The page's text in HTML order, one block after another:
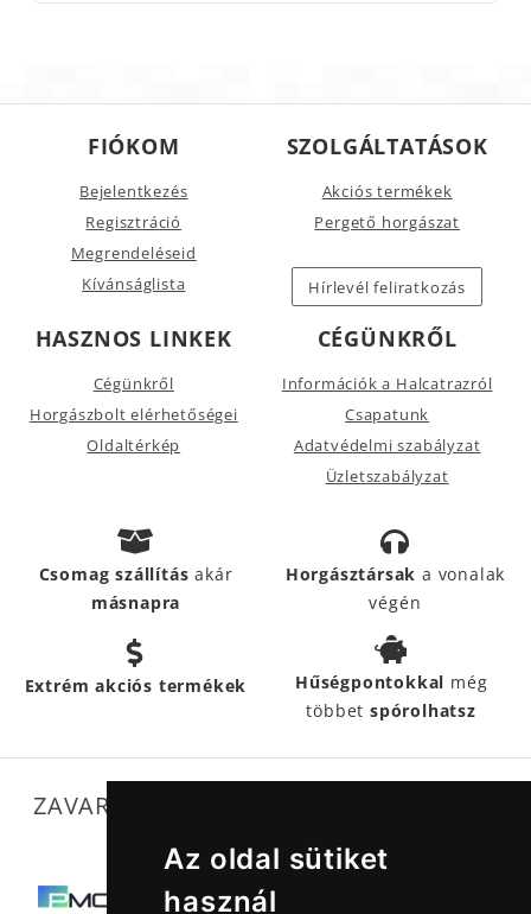
Az oldal sütiket
használ
FIÓKOM
Bejelentkezés
Regisztráció
Megrendeléseid
Kívánságlista
SZOLGÁLTATÁSOK
Akciós termékek
Pergető horgászat
Hírlevél feliratkozás
HASZNOS LINKEK
Cégünkről
Horgászbolt elérhetőségei
Oldaltérkép
CÉGÜNKRŐL
Információk a Halcatrazról
Csapatunk
Adatvédelmi szabályzat
Üzletszabályzat
Csomag szállításakár
másnapra
Horgásztársak a vonalak
végén
Extrém akciós termékek Hűségpontokkal még
többetspórolhatsz
ZAVARTALAN MŰKÖDÉSÜNKET SEGÍTIK